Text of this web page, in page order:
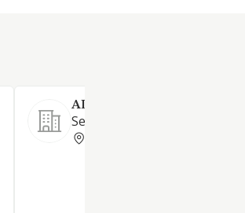
ADNORES 98 SL
Servicios técnicos: ingeniería